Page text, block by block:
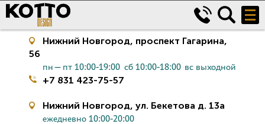
Нижний Новгород, проспект Гагарина,
56
пн—пт 10:00-19:00 сб 10:00-18:00 вс выходной
+7 831 423-75-57
Нижний Новгород, ул. Бекетова д. 13а
ежедневно 10:00-20:00